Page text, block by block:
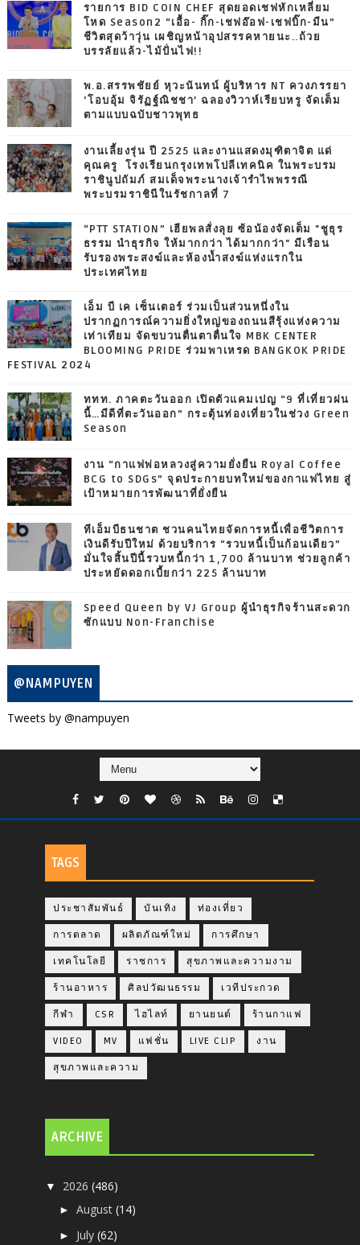
รายการ BID COIN CHEF สุดยอดเชฟหักเหลี่ยม
โหด Season2 “เอื้อ- กิ๊ก-เชฟอ๊อฟ-เชฟบิ๊ก-มีน”
ชีวิตสุดว้าวุ่น เผชิญหน้าอุปสรรคหายนะ..ถ้วย
บรรลัยแล้ว-ไม้ปั่นไฟ!!
พ.อ.สรรพชัยย์ หุวะนันทน์ ผู้บริหาร NT ควงภรรยา
‘โอบอุ้ม จิรัฏฐ์ณิชชา’ ฉลองวิวาห์เรียบหรู จัดเต็ม
ตามแบบฉบับชาวพุทธ
งานเลี้ยงรุ่น ปี 2525 และงานแสดงมุฑิตาจิต แด่
คุณครู โรงเรียนกรุงเทพโปลีเทคนิค ในพระบรม
ราชินูปถัมภ์ สมเด็จพระนางเจ้ารำไพพรรณี
พระบรมราชินีในรัชกาลที่ 7
“PTT STATION” เฮียพลสั่งลุย ซ้อน้องจัดเต็ม "ชูธุร
ธรรม นำธุรกิจ ให้มากกว่า ได้มากกว่า" มีเรือน
รับรองพระสงฆ์และห้องน้ำสงฆ์แห่งแรกใน
ประเทศไทย
เอ็ม บี เค เซ็นเตอร์ ร่วมเป็นส่วนหนึ่งใน
ปรากฏการณ์ความยิ่งใหญ่ของถนนสีรุ้งแห่งความ
เท่าเทียม จัดขบวนตื่นตาตื่นใจ MBK CENTER
BLOOMING PRIDE ร่วมพาเหรด BANGKOK PRIDE
FESTIVAL 2024
ททท. ภาคตะวันออก เปิดตัวแคมเปญ “9 ที่เที่ยวฝน
นี้…มีดีที่ตะวันออก” กระตุ้นท่องเที่ยวในช่วง Green
Season
งาน “กาแฟพ่อหลวงสู่ความยั่งยืน Royal Coffee
BCG to SDGs” จุดประกายบทใหม่ของกาแฟไทย สู่
เป้าหมายการพัฒนาที่ยั่งยืน
ทีเอ็มบีธนชาต ชวนคนไทยจัดการหนี้เพื่อชีวิตการ
เงินดีรับปีใหม่ ด้วยบริการ “รวบหนี้เป็นก้อนเดียว”
มั่นใจสิ้นปีนี้รวบหนี้กว่า 1,700 ล้านบาท ช่วยลูกค้า
ประหยัดดอกเบี้ยกว่า 225 ล้านบาท
Speed Queen by VJ Group ผู้นำธุรกิจร้านสะดวก
ซักแบบ Non-Franchise
@NAMPUYEN
Tweets by @nampuyen
TAGS
ประชาสัมพันธ์ บันเทิง ท่องเที่ยว
การตลาด ผลิตภัณฑ์ใหม่ การศึกษา
เทคโนโลยี ราชการ สุขภาพและความงาม
ร้านอาหาร ศิลปวัฒนธรรม เวทีประกวด
กีฬา CSR ไฮไลท์ ยานยนต์ ร้านกาแฟ
VIDEO MV แฟชั่น LIVE CLIP งาน
สุขภาพและความ
ARCHIVE
▼ 2026(486)
►August(14)
► July(62)